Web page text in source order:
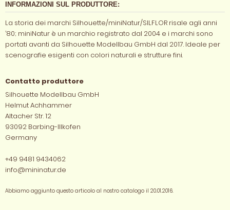
INFORMAZIONI SUL PRODUTTORE:
La storia dei marchi Silhouette/miniNatur/SILFLOR risale agli anni
’80; miniNatur è un marchio registrato dal 2004 e i marchi sono
portati avanti da Silhouette Modellbau GmbH dal 2017. Ideale per
scenografie esigenti con colori naturali e strutture fini.
Contatto produttore
Silhouette Modellbau GmbH
Helmut Achhammer
Altacher Str. 12
93092 Barbing-Illkofen
Germany
+49 9481 9434062
info@mininatur.de
Abbiamo aggiunto questo articolo al nostro catalogo il 20.01.2016.